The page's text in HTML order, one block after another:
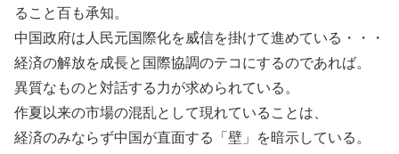
ること百も承知。
中国政府は人民元国際化を威信を掛けて進めている・・・
経済の解放を成長と国際協調のテコにするのであれば。
異質なものと対話する力が求められている。
作夏以来の市場の混乱として現れていることは、
経済のみならず中国が直面する「壁」を暗示している。